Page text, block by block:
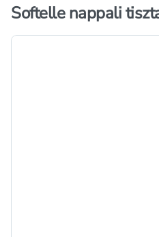
Softelle nappali